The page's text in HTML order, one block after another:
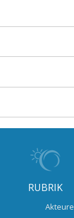
RUBRIK
Akteure